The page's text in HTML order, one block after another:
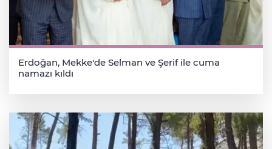
Erdoğan, Mekke'de Selman ve Şerif ile cuma
namazı kıldı